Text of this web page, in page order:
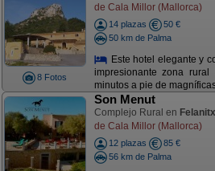
8 Fotos
de Cala Millor (Mallorca)
14 plazas
50 €
50 km de Palma
Este hotel elegante y
impresionante zona
minutos a pie de
Son Menut
Complejo Rural en Felanitx
de Cala Millor (Mallorca)
12 plazas
85 €
56 km de Palma